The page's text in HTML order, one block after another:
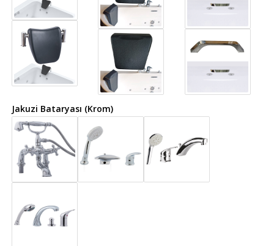
Jakuzi Bataryası (Krom)